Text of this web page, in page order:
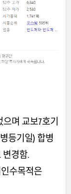
며 교보7호기
등기일) 합병
변경함.
수목적은